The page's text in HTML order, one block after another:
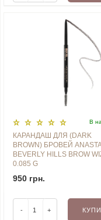
В
КАРАНДАШ ДЛЯ (DARK
BROWN) БРОВЕЙ
BEVERLY HILLS BROW
0.085 G
950 грн.
- +